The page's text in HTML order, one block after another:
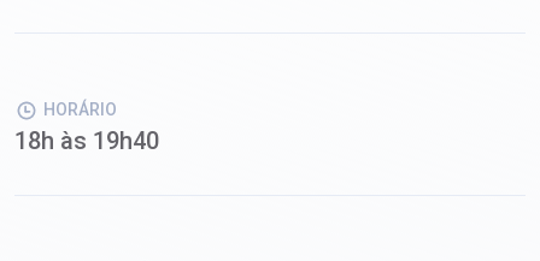
HORÁRIO
18h às 19h40